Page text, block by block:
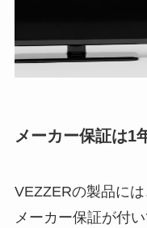
メーカー保証は1
VEZZERの製品に
メーカー保証が付